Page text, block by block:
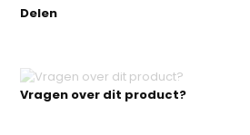
Vragen over dit product?
Delen